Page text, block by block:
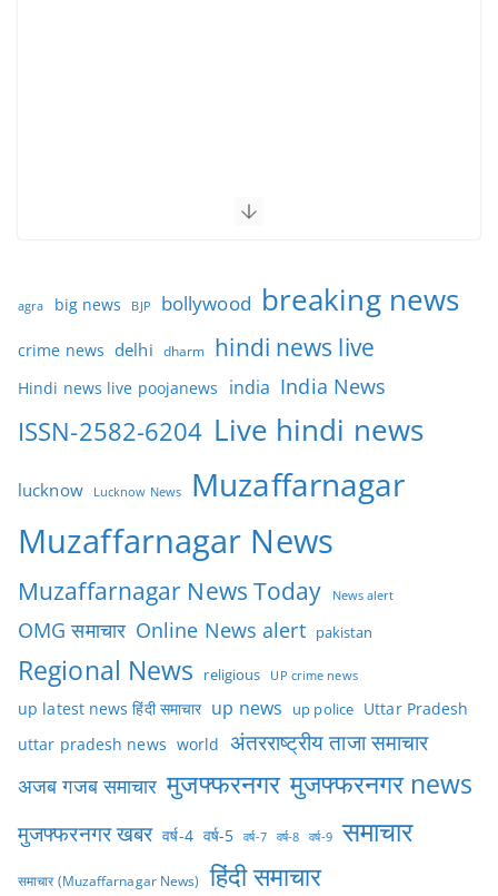
agra big news BJP bollywood breaking news
crime news delhi dharm hindi news live
Hindi news live poojanews india India News
ISSN-2582-6204 Live hindi news
lucknow Lucknow News Muzaffarnagar
Muzaffarnagar News
Muzaffarnagar News Today News alert
OMG समाचार Online News alert pakistan
Regional News religious UP crime news
up latest news हिंदी समाचार up news up police Uttar Pradesh
uttar pradesh news world अंतरराष्ट्रीय ताजा समाचार
अजब गजब समाचार मुजफ्फरनगर मुजफ्फरनगर news
मुजफ्फरनगर खबर वर्ष-4 वर्ष-5 वर्ष-7 वर्ष-8 वर्ष-9 समाचार
समाचार (Muzaffarnagar News) हिंदी समाचार